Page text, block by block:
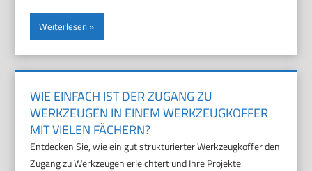
Weiterlesen
WIE EINFACH IST DER ZUGANG ZU
WERKZEUGEN IN EINEM WERKZEUGKOFFER
MIT VIELEN FÄCHERN?
Entdecken Sie, wie ein gut strukturierter Werkzeugkoffer den
Zugang zu Werkzeugen erleichtert und Ihre Projekte